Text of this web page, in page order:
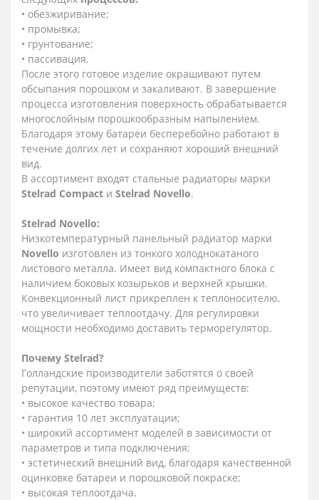
• обезжиривание;
• промывка;
• грунтование;
• пассивация.
После этого готовое изделие окрашивают путем
обсыпания порошком и закаливают. В завершение
процесса изготовления поверхность обрабатывается
многослойным порошкообразным напылением.
Благодаря этому батареи бесперебойно работают в
течение долгих лет и сохраняют хороший внешний
вид.
В ассортимент входят стальные радиаторы марки
Stelrad Compact и Stelrad Novello.
Stelrad Novello:
Низкотемпературный панельный радиатор марки
Novello изготовлен из тонкого холоднокатаного
листового металла. Имеет вид компактного блока с
наличием боковых козырьков и верхней крышки.
Конвекционный лист прикреплен к теплоносителю,
что увеличивает теплоотдачу. Для регулировки
мощности необходимо доставить терморегулятор.
Почему Stelrad?
Голландские производители заботятся о своей
репутации, поэтому имеют ряд преимуществ:
• высокое качество товара;
• гарантия 10 лет эксплуатации;
• широкий ассортимент моделей в зависимости от
параметров и типа подключения;
• эстетический внешний вид, благодаря качественной
оцинковке батареи и порошковой покраске;
• высокая теплоотдача.